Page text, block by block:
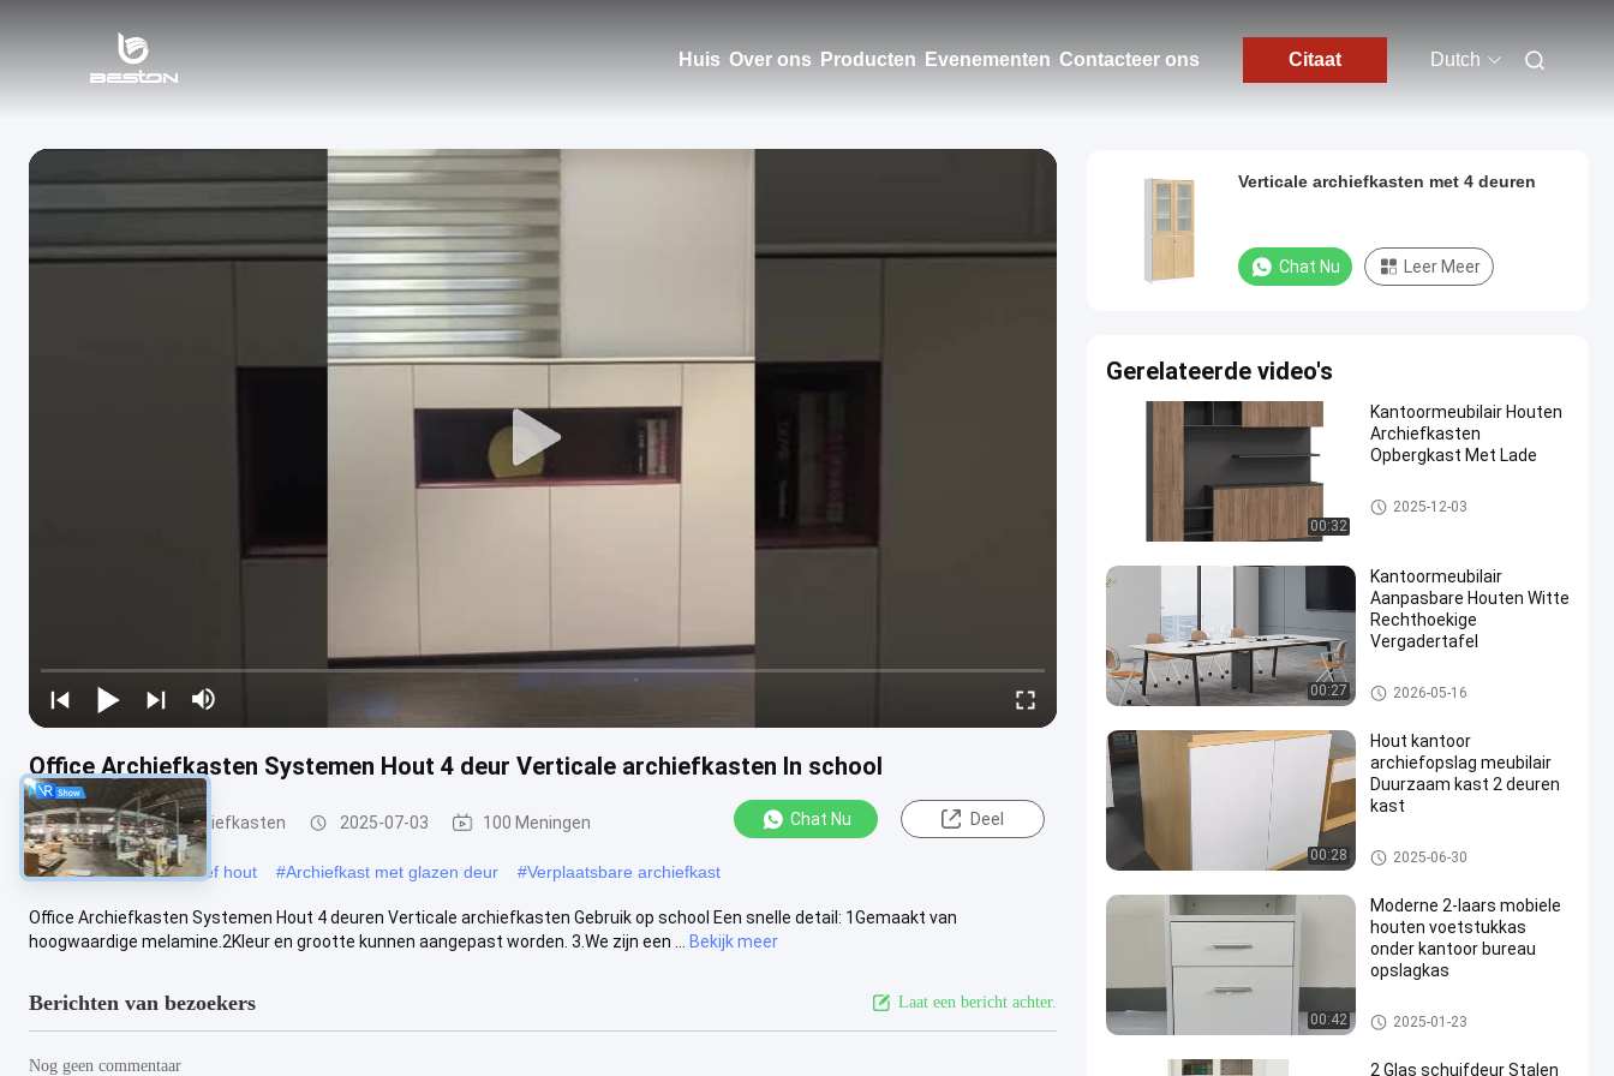
Huis Over ons Producten Evenementen Contacteer ons Citaat Dutch
Office Archiefkasten Systemen Hout 4 deur Verticale archiefkasten In school
Kantoor houten archiefkasten 2025-07-03 100 Meningen Chat Nu Deel
#Archiefkast van massief hout #Archiefkast met glazen deur #Verplaatsbare archiefkast
Office Archiefkasten Systemen Hout 4 deuren Verticale archiefkasten Gebruik op school Een snelle detail: 1Gemaakt van
hoogwaardige melamine.2Kleur en grootte kunnen aangepast worden. 3.We zijn een ...
Bekijk meer
Berichten van bezoekers Laat een bericht achter.
Nog geen commentaar
Verticale archiefkasten met 4 deuren
Chat Nu Leer Meer
Gerelateerde video's
00:32
Kantoormeubilair Houten
Archiefkasten
Opbergkast Met Lade
Kantoor houten archiefkasten
2025-12-03
00:27
Kantoormeubilair
Aanpasbare Houten Witte
Rechthoekige
Vergadertafel
de lijst van de bureauconferent
ie
2026-05-16
00:28
Hout kantoor
archiefopslag meubilair
Duurzaam kast 2 deuren
kast
Kantoor houten archiefkasten
2025-06-30
00:42
Moderne 2-laars mobiele
houten voetstukkas
onder kantoor bureau
opslagkas
Kantoor houten archiefkasten
2025-01-23
2 Glas schuifdeur Stalen